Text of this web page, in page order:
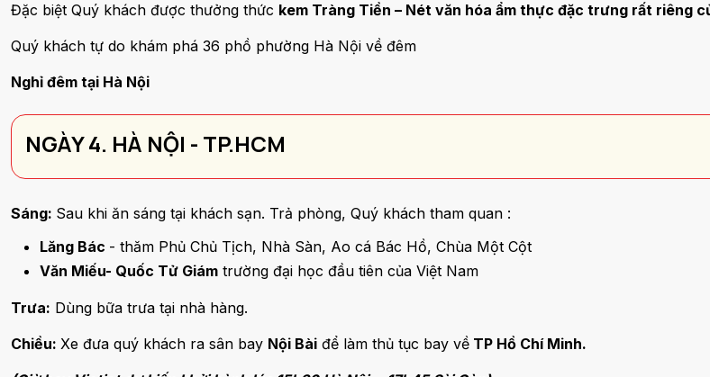
Đặc biệt Quý khách được thưởng thức kem Tràng Tiền – Nét văn hóa ẩm thực đặc trưng rất riêng
Quý khách tự do khám phá 36 phồ phường Hà Nội về đêm
Nghỉ đêm tại Hà Nội
NGÀY 4. HÀ NỘI - TP.HCM
Sáng: Sau khi ăn sáng tại khách sạn. Trả phòng, Quý khách tham quan :
Lăng Bác - thăm Phủ Chủ Tịch, Nhà Sàn, Ao cá Bác Hồ, Chùa Một Cột
Văn Miếu- Quốc Tử Giám trường đại học đầu tiên của Việt Nam
Trưa: Dùng bữa trưa tại nhà hàng.
Chiều: Xe đưa quý khách ra sân bay Nội Bài để làm thủ tục bay về TP Hồ Chí Minh.